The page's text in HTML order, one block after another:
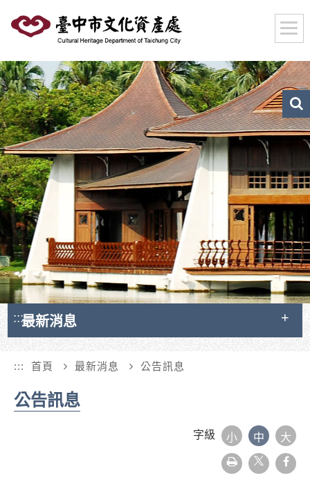
要
內
容
區
塊
:::最新消息
::: 首頁 最新消息 公告訊息
公告訊息
字級 小 中 大
友
善
文
化
資
搜
尋